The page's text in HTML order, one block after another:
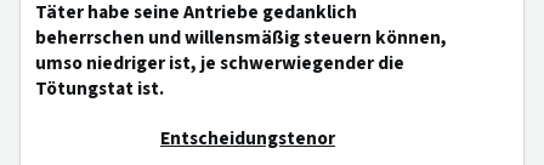
Täter habe seine Antriebe gedanklich
beherrschen und willensmäßig steuern können,
umso niedriger ist, je schwerwiegender die
Tötungstat ist.
Entscheidungstenor